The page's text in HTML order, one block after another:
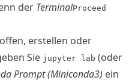
der TerminalProceed
erstellen oder
Sie jupyter lab (oder
Prompt (Miniconda3) ein